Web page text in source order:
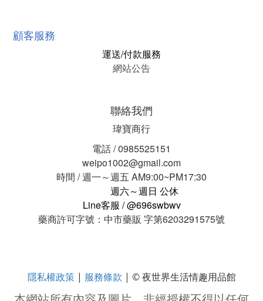
顧客服務
運送/付款服務
網站公告
聯絡我們
瑋寶商行
電話 / 0985525151
weipo1002@gmail.com
時間 / 週一～週五 AM9:00~PM17:30
週六～週日 公休
Line客服 / @696swbwv
藥商許可字號：中市藥販 字第6203291575號
隱私權政策| 服務條款 | © 夜世界生活情趣用品館